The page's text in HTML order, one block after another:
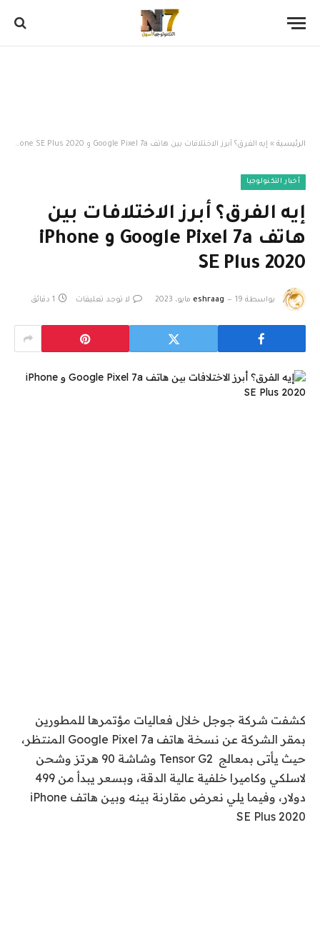
الرئيسية » إيه الفرق؟ أبرز الاختلافات بين هاتف Google Pixel 7a و iPhone SE Plus 2020
أخبار التكنولوجيا
إيه الفرق؟ أبرز الاختلافات بين
هاتف Google Pixel 7a و iPhone
SE Plus 2020
بواسطة eshraag 19 مايو، 2023 لا توجد تعليقات 1 دقائق
كشفت شركة جوجل خلال فعاليات مؤتمرها للمطورين
بمقر الشركة عن نسخة هاتف Google Pixel 7a المنتظر،
حيث يأتى بمعالج Tensor G2
وشاشة 90 هرتز وشحن
لاسلكي وكاميرا خلفية عالية الدقة، وبسعر يبدأ من 499
دولار، وفيما يلي نعرض مقارنة بينه وبين هاتف iPhone
SE Plus 2020